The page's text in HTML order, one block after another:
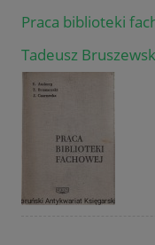
Praca biblioteki
Tadeusz